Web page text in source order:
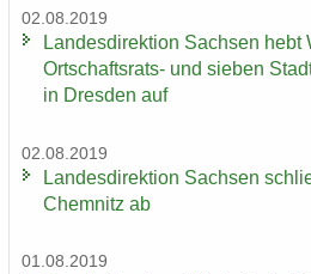
02.08.2019
Lan­des­di­rek­ti­on Sach­sen hebt
Ortschaftsrats-​ und sie­ben
in Dres­den auf
02.08.2019
Lan­des­di­rek­ti­on Sach­sen
Chem­nitz ab
01.08.2019